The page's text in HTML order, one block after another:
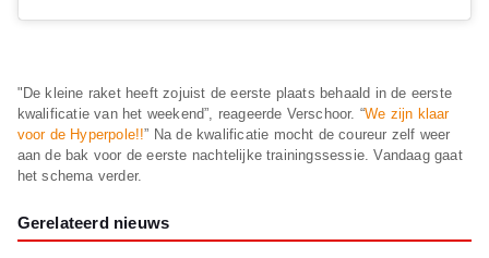
"De kleine raket heeft zojuist de eerste plaats behaald in de eerste
kwalificatie van het weekend”, reageerde Verschoor. “We zijn klaar
voor de Hyperpole!!” Na de kwalificatie mocht de coureur zelf weer
aan de bak voor de eerste nachtelijke trainingssessie. Vandaag gaat
het schema verder.
Gerelateerd nieuws